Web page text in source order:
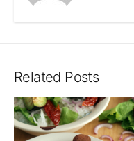
Related Posts